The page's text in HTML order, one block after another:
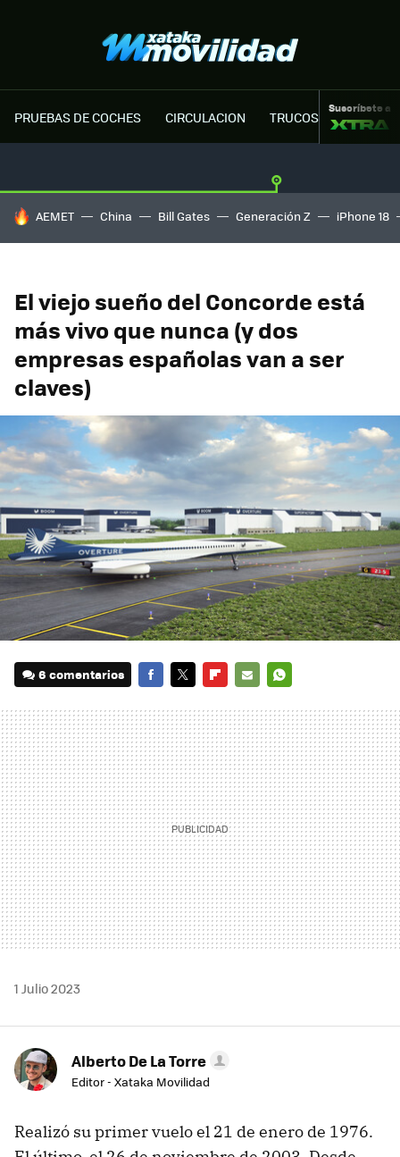
PRUEBAS DE COCHES CIRCULACION TRUCOS MOTOR
Suscríbete a
HOY SE HABLA DE
AEMET China Bill Gates Generación Z iPhone 18
El viejo sueño del Concorde está
más vivo que nunca (y dos
empresas españolas van a ser
claves)
6 comentarios
MAIL
1 Julio 2023
Alberto De La Torre
Editor - Xataka Movilidad
Realizó su primer vuelo el 21 de enero de 1976.